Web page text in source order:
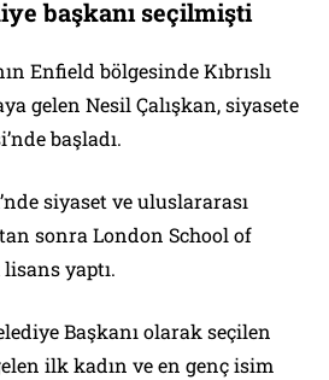
başkanı seçilmişti
Enfield bölgesinde Kıbrıslı
gelen Nesil Çalışkan, siyasete
başladı.
siyaset ve uluslararası
sonra London School of
yaptı.
Başkanı olarak seçilen
ilk kadın ve en genç isim